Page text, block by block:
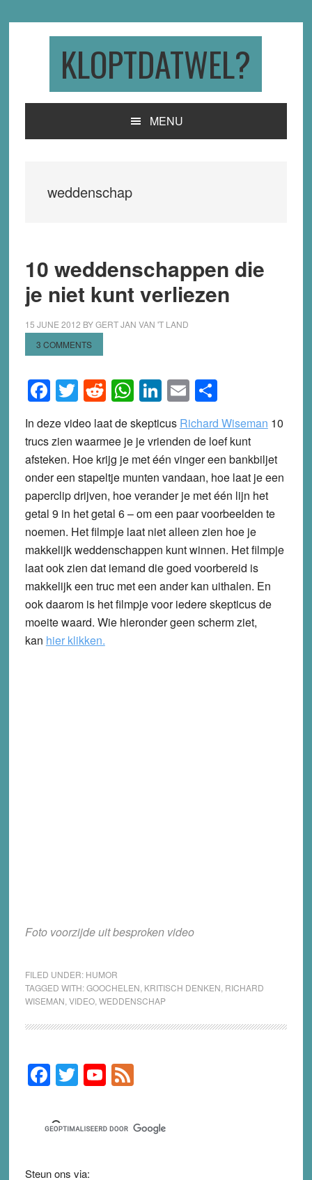
KLOPTDATWEL?
MENU
weddenschap
10 weddenschappen die
je niet kunt verliezen
15 JUNE 2012 BYGERT JAN VAN 'T LAND
3 COMMENTS
Facebook
Twitter
Reddit
WhatsApp
LinkedIn
EmailShare
In deze video laat de skepticus Richard Wiseman 10
trucs zien waarmee je je vrienden de loef kunt
afsteken. Hoe krijg je met één vinger een bankbiljet
onder een stapeltje munten vandaan, hoe laat je een
paperclip drijven, hoe verander je met één lijn het
getal 9 in het getal 6 – om een paar voorbeelden te
noemen. Het filmpje laat niet alleen zien hoe je
makkelijk weddenschappen kunt winnen. Het filmpje
laat ook zien dat iemand die goed voorbereid is
makkelijk een truc met een ander kan uithalen. En
ook daarom is het filmpje voor iedere skepticus de
moeite waard. Wie hieronder geen scherm ziet,
kan hier klikken.
Foto voorzijde uit besproken video
FILED UNDER: HUMOR
TAGGED WITH:GOOCHELEN KRITISCH DENKEN RICHARD
WISEMAN VIDEO, WEDDENSCHAP
Primary
Sidebar
F
a
c
e
b
T
wi
tt
er
Y
o
u
T
F
e
d
Steun ons via: